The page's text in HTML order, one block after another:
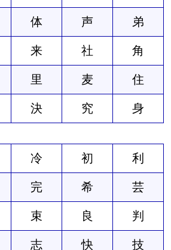
体 声 弟
来 社 角
里 麦 住
決 究 身
冷 初 利
完 希 芸
束 良 判
志 快 技